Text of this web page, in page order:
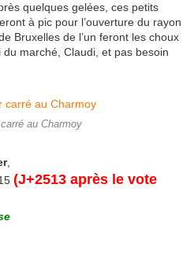
quelques gelées, ces petits
à pic pour l’ouverture du rayon
Bruxelles de l’un feront les choux
du marché, Claudi, et pas besoin
au Charmoy
,
(J+2513 après le vote